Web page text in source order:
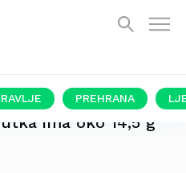
PREHRANA
ima oko 14,5 g